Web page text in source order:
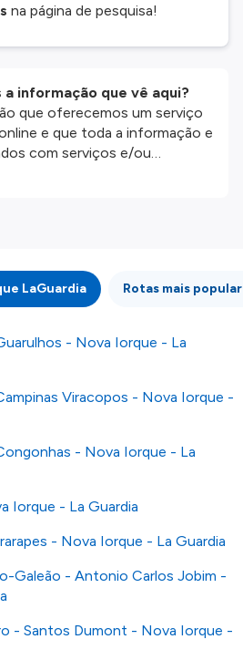
na página de pesquisa!
informação que vê aqui?
que oferecemos um serviço
e que toda a informação e
com serviços e/ou
no nosso website são
precisão da informação
verifique com atenção todas
do parceiro antes de
Para mais detalhes verifique
e Condições
LaGuardia Rotas mais
- Nova Iorque - La
Viracopos - Nova Iorque -
- Nova Iorque - La
Iorque - La Guardia
- Nova Iorque - La Guardia
Carlos Jobim -
- Santos Dumont - Nova Iorque -